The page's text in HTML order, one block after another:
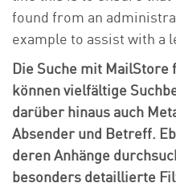
found from an
example to assist with a
Die Suche mit
können vielfältige
darüber hinaus auch
Absender und Betreff.
deren Anhänge
besonders detaillierte